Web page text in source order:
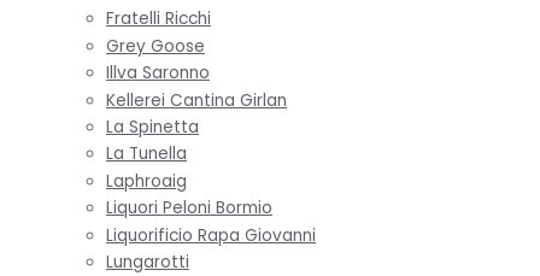
Fratelli Ricchi
Grey Goose
Illva Saronno
Kellerei Cantina Girlan
La Spinetta
La Tunella
Laphroaig
Liquori Peloni Bormio
Liquorificio Rapa Giovanni
Lungarotti